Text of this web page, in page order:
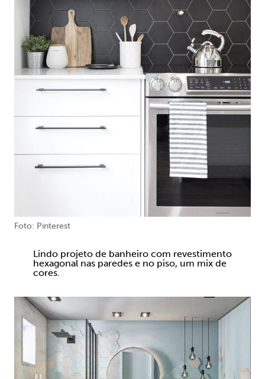
Foto: Pinterest
Lindo projeto de banheiro com revestimento
hexagonal nas paredes e no piso, um mix de
cores.